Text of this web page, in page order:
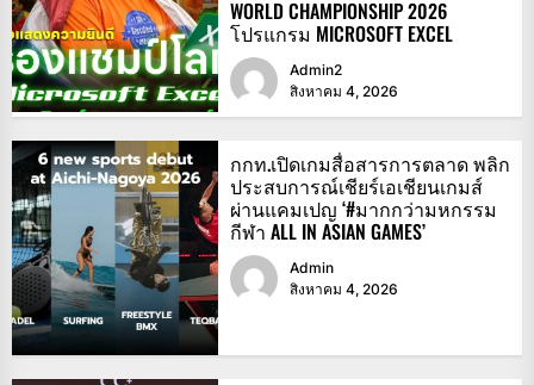
WORLD CHAMPIONSHIP 2026
โปรแกรม MICROSOFT EXCEL
Admin2
สิงหาคม 4, 2026
กกท.เปิดเกมสื่อสารการตลาด พลิก
ประสบการณ์เชียร์เอเชียนเกมส์
ผ่านแคมเปญ ‘#มากกว่ามหกรรม
กีฬา ALL IN ASIAN GAMES’
Admin
สิงหาคม 4, 2026